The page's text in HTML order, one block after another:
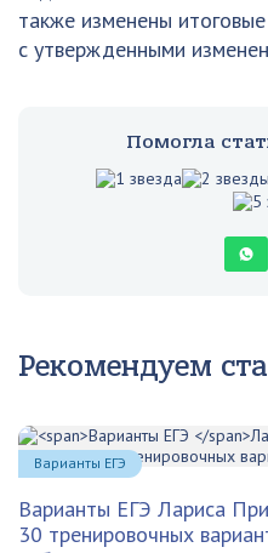
также изменены
с утвержденными
Помогла
Рекомендуем
Варианты ЕГЭ Лариса
30 тренировочных
Варианты ЕГЭ